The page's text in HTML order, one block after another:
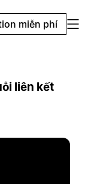
miễn phí
liên kết